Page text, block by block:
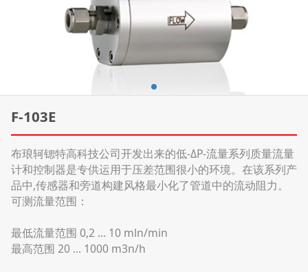
F-103E
布琅轲锶特高科技公司开发出来的低-ΔP-流量系列质量流量
计和控制器是专供运用于压差范围很小的环境。在该系列产
品中,传感器和旁道构建风格最小化了管道中的流动阻力。
可测流量范围：
最低流量范围 0,2 ... 10 mln/min
最高范围 20 ... 1000 m3n/h